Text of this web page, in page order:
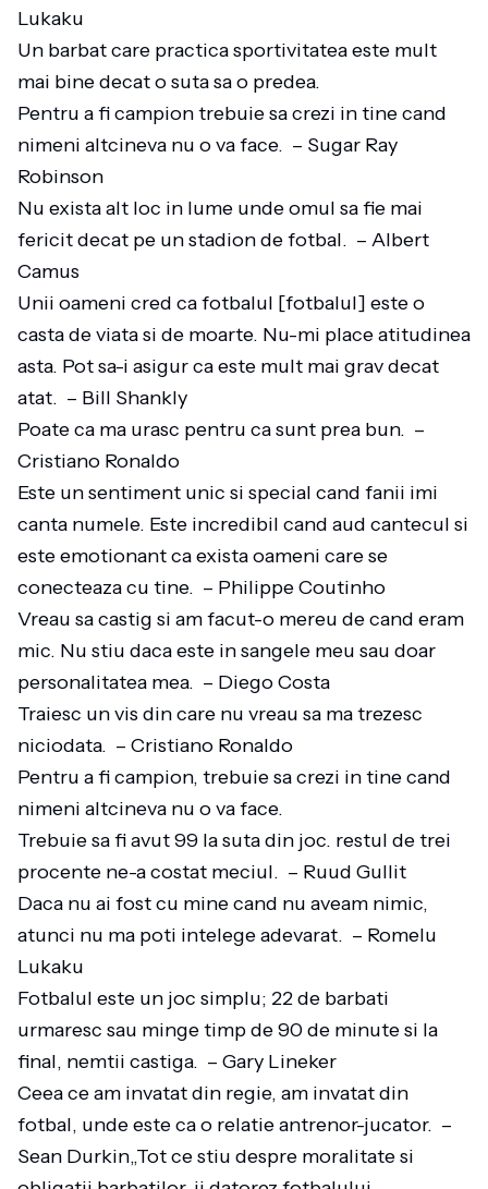
Lukaku
Un barbat care practica sportivitatea este mult
mai bine decat o suta sa o predea.
Pentru a fi campion trebuie sa crezi in tine cand
nimeni altcineva nu o va face. – Sugar Ray
Robinson
Nu exista alt loc in lume unde omul sa fie mai
fericit decat pe un stadion de fotbal. – Albert
Camus
Unii oameni cred ca fotbalul [fotbalul] este o
casta de viata si de moarte. Nu-mi place atitudinea
asta. Pot sa-i asigur ca este mult mai grav decat
atat. – Bill Shankly
Poate ca ma urasc pentru ca sunt prea bun. –
Cristiano Ronaldo
Este un sentiment unic si special cand fanii imi
canta numele. Este incredibil cand aud cantecul si
este emotionant ca exista oameni care se
conecteaza cu tine. – Philippe Coutinho
Vreau sa castig si am facut-o mereu de cand eram
mic. Nu stiu daca este in sangele meu sau doar
personalitatea mea. – Diego Costa
Traiesc un vis din care nu vreau sa ma trezesc
niciodata. – Cristiano Ronaldo
Pentru a fi campion, trebuie sa crezi in tine cand
nimeni altcineva nu o va face.
Trebuie sa fi avut 99 la suta din joc. restul de trei
procente ne-a costat meciul. – Ruud Gullit
Daca nu ai fost cu mine cand nu aveam nimic,
atunci nu ma poti intelege adevarat. – Romelu
Lukaku
Fotbalul este un joc simplu; 22 de barbati
urmaresc sau minge timp de 90 de minute si la
final, nemtii castiga. – Gary Lineker
Ceea ce am invatat din regie, am invatat din
fotbal, unde este ca o relatie antrenor-jucator. –
Sean Durkin​​​„Tot ce stiu despre moralitate si